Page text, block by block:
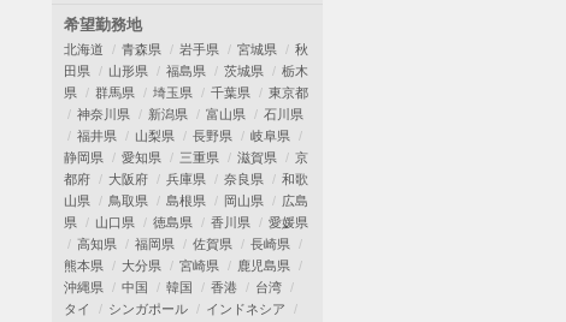
希望勤務地
北海道 青森県 岩手県 宮城県
秋
田県
山形県 福島県 茨城県
栃木
県
群馬県 埼玉県 千葉県
東京都
神奈川県
新潟県 富山県
石川県
福井県
山梨県 長野県
岐阜県
静岡県
愛知県 三重県 滋賀県
京
都府
大阪府 兵庫県 奈良県
和歌
山県
鳥取県 島根県 岡山県
広島
県
山口県 徳島県 香川県
愛媛県
高知県
福岡県 佐賀県
長崎県
熊本県
大分県 宮崎県
鹿児島県
沖縄県
中国 韓国 香港
台湾
タイ
シンガポール
インドネシア